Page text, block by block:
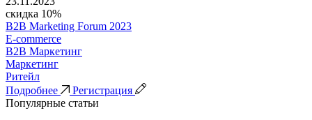
скидка 10%
B2B Marketing Forum 2023
E-commerce
B2B Маркетинг
Маркетинг
Ритейл
Подробнее
Регистрация
Популярные статьи